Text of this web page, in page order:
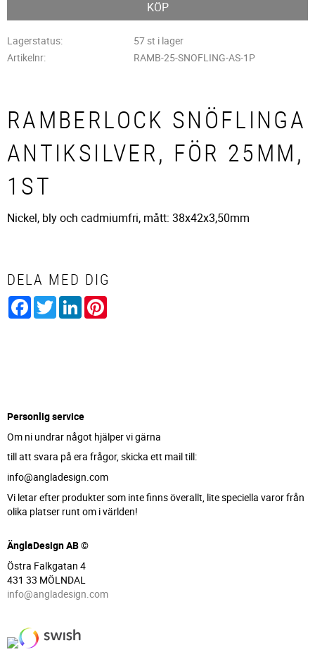
KÖP
Lagerstatus
57 st i lager
Artikelnr
RAMB-25-SNOFLING-AS-1P
RAMBERLOCK SNÖFLINGA
ANTIKSILVER, FÖR 25MM,
1ST
Nickel, bly och cadmiumfri, mått: 38x42x3,50mm
DELA MED DIG
Facebook
TwitterLinkedIn
Personlig service
Om ni undrar något hjälper vi gärna
till att svara på era frågor, skicka ett mail till:
info@angladesign.com
Vi letar efter produkter som inte finns överallt, lite speciella varor från
olika platser runt om i världen!
ÄnglaDesign AB ©
Östra Falkgatan 4
431 33 MÖLNDAL
info@angladesign.com